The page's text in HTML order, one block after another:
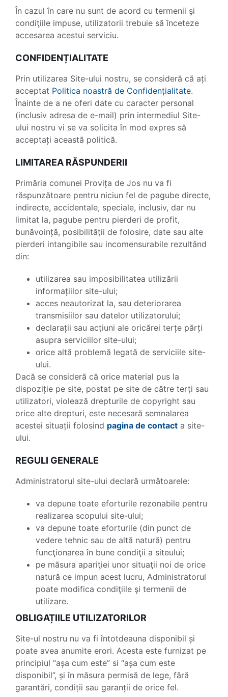
În cazul în care nu sunt de acord cu termenii şi
condiţiile impuse, utilizatorii trebuie să înceteze
accesarea acestui serviciu.
CONFIDENȚIALITATE
Prin utilizarea Site-ului nostru, se consideră că ați
acceptat Politica noastră de Confidențialitate.
Înainte de a ne oferi date cu caracter personal
(inclusiv adresa de e-mail) prin intermediul Site-
ului nostru vi se va solicita în mod expres să
acceptați această politică.
LIMITAREA RĂSPUNDERII
Primăria comunei Provița de Jos nu va fi
răspunzătoare pentru niciun fel de pagube directe,
indirecte, accidentale, speciale, inclusiv, dar nu
limitat la, pagube pentru pierderi de profit,
bunăvoință, posibilității de folosire, date sau alte
pierderi intangibile sau incomensurabile rezultând
din:
utilizarea sau imposibilitatea utilizării
informațiilor site-ului;
acces neautorizat la, sau deteriorarea
transmisiilor sau datelor utilizatorului;
declarații sau acțiuni ale oricărei terțe părți
asupra serviciilor site-ului;
orice altă problemă legată de serviciile site-
ului.
Dacă se consideră că orice material pus la
dispoziție pe site, postat pe site de către terți sau
utilizatori, violează drepturile de copyright sau
orice alte drepturi, este necesară semnalarea
acestei situații folosind pagina de contact a site-
ului.
REGULI GENERALE
Administratorul site-ului declară următoarele:
va depune toate eforturile rezonabile pentru
realizarea scopului site-ului;
va depune toate eforturile (din punct de
vedere tehnic sau de altă natură) pentru
funcţionarea în bune condiţii a siteului;
pe măsura apariţiei unor situaţii noi de orice
natură ce impun acest lucru, Administratorul
poate modifica condiţiile şi termenii de
utilizare.
OBLIGAȚIILE UTILIZATORILOR
Site-ul nostru nu va fi întotdeauna disponibil și
poate avea anumite erori. Acesta este furnizat pe
principiul “așa cum este” si “așa cum este
disponibil”, și în măsura permisă de lege, fără
garantări, condiții sau garanții de orice fel.